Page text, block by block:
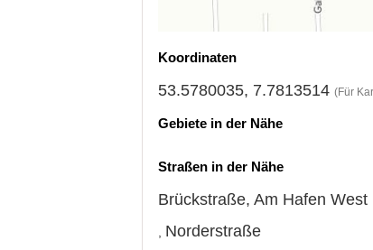
Koordinaten
53.5780035, 7.7813514 (Für
Gebiete in der Nähe
Straßen in der Nähe
Brückstraße, Am Hafen West
Norderstraße